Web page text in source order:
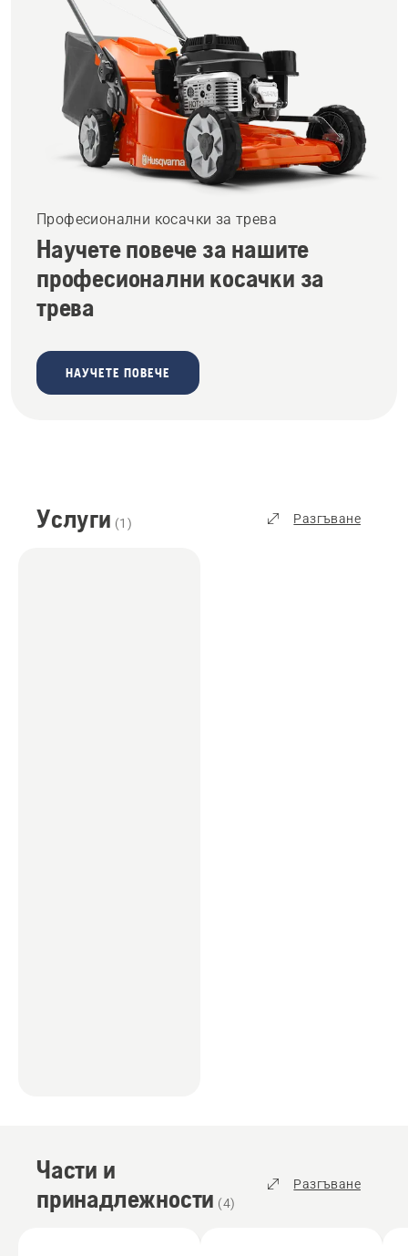
Професионални косачки за трева
Научете повече за нашите
професионални косачки за
трева
НАУЧЕТЕ ПОВЕЧЕ
Услуги (1 ) Разгъване
Части и
принадлежности (4)
Разгъване